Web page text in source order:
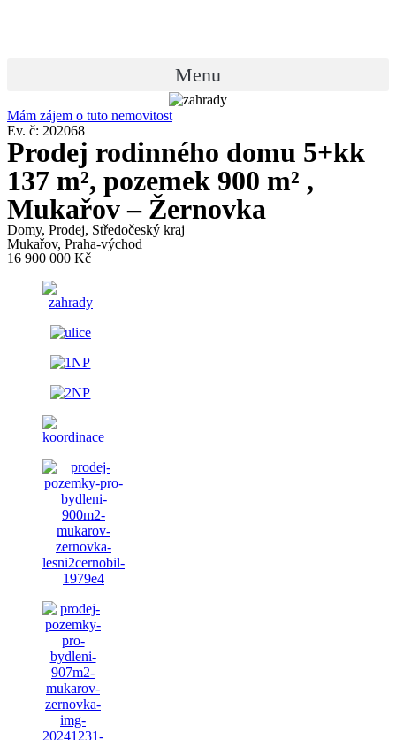
Menu
Mám zájem o tuto nemovitost
Ev. č: 202068
Prodej rodinného domu 5+kk
137 m², pozemek 900 m² ,
Mukařov – Žernovka
Domy, Prodej, Středočeský kraj
Mukařov, Praha-východ
16 900 000 Kč